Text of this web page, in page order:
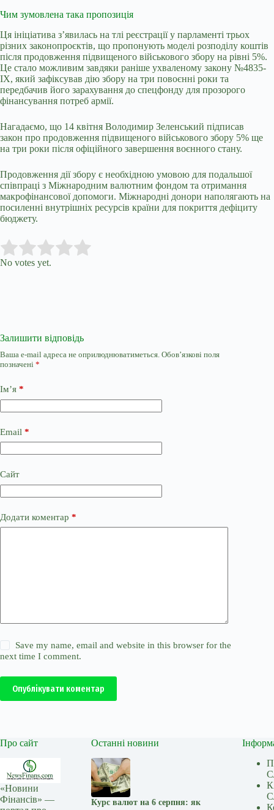
Чим зумовлена така пропозиція
Ця ініціатива з’явилась на тлі реєстрації у парламенті трьох
різних законопроєктів, що пропонують моделі розподілу коштів
після продовження підвищеного військового збору на рівні 5%.
Це стало можливим завдяки раніше ухваленому закону №4835-
IX, який зафіксував дію збору на три повоєнні роки та
передбачив його зарахування до спецфонду для прозорого
фінансування потреб армії.
Нагадаємо, що 14 квітня Володимир Зеленський підписав
закон про продовження підвищеного військового збору 5% ще
на три роки після офіційного завершення воєнного стану.
Продовження дії збору є необхідною умовою для подальшої
співпраці з Міжнародним валютним фондом та отримання
макрофінансової допомоги. Міжнародні донори наполягають на
посиленні внутрішніх ресурсів країни для покриття дефіциту
бюджету.
Rate this item:
No votes yet.
Залишити відповідь
Ваша e-mail адреса не оприлюднюватиметься. Обов’язкові поля
позначені *
Ім’я *
Email *
Сайт
Додати коментар *
Save my name, email and website in this browser for the
next time I comment.
Опублікувати коментар
Про сайт
«Новини
Фінансів» —
Останні новини
Курс валют на 6 серпня: як